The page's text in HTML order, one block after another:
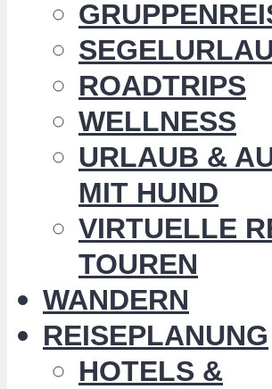
ROADTRIPS
WELLNESS
URLAUB &
MIT HUND
VIRTUELLE
TOUREN
WANDERN
REISEPLANUNG
HOTELS &